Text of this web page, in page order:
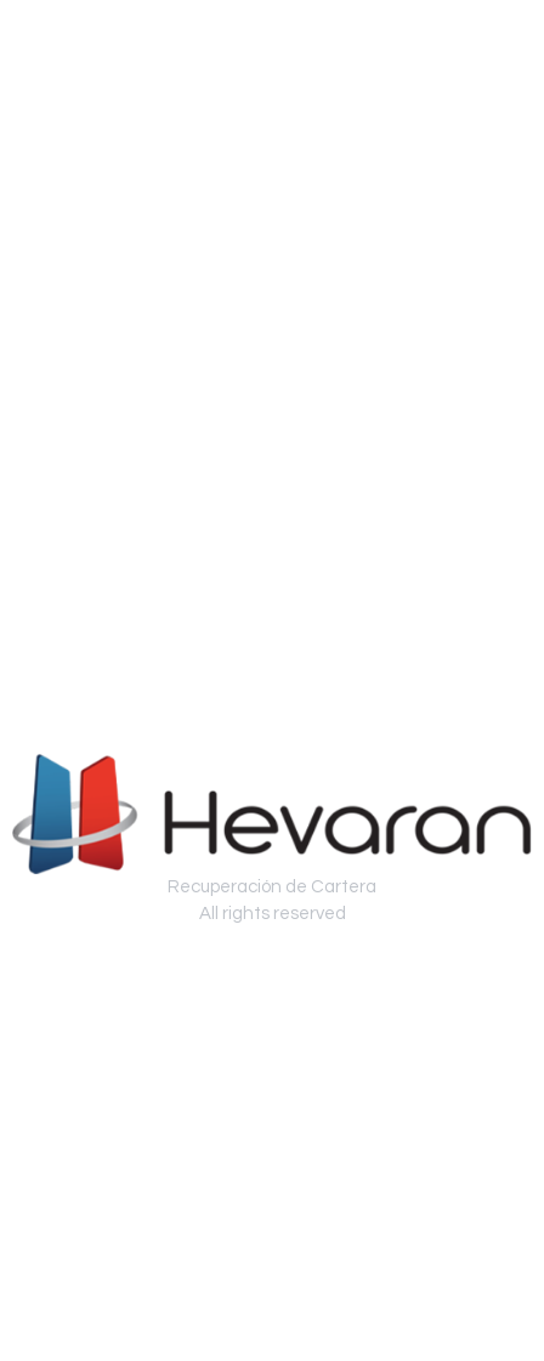
Recuperación de Cartera
All rights reserved